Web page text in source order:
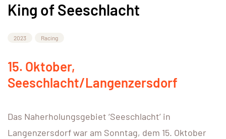
King of Seeschlacht
2023 Racing
15. Oktober,
Seeschlacht/Langenzersdorf
Das Naherholungsgebiet ‘Seeschlacht’ in
Langenzersdorf war am Sonntag, dem 15. Oktober